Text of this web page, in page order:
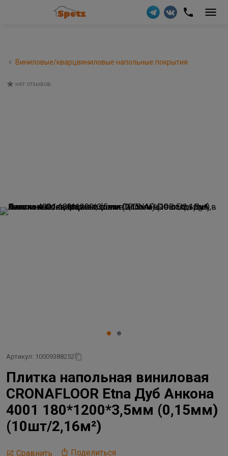
Виниловые/кварцвиниловые напольные покрытия
нет отзывов
Артикул: 10009388252
Плитка напольная виниловая
CRONAFLOOR Etna Дуб Анкона
4001 180*1200*3,5мм (0,15мм)
(10шт/2,16м²)
Сравнить Поделиться